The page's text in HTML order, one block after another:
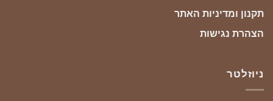
תקנון ומדיניות האתר
הצהרת נגישות
ניוזלטר